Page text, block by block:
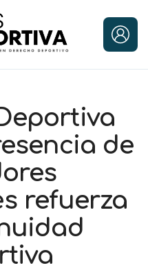
de
refuerza